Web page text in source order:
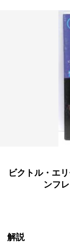
ビクトル・エ
ンフ
解説